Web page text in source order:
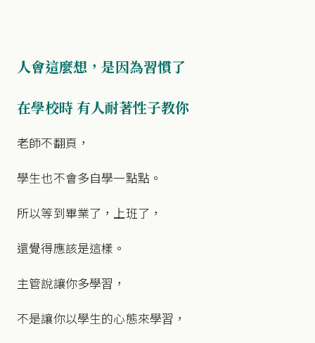
人會這麼想，是因為習慣了
在學校時 有人耐著性子教你
老師不翻頁，
學生也不會多自學一點點。
所以等到畢業了，上班了，
還覺得應該是這樣。
主管說讓你多學習，
不是讓你以學生的心態來學習，